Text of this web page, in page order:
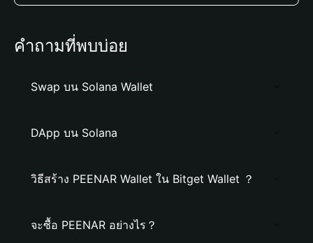
คำถามที่พบบ่อย
Swap บน Solana Wallet
DApp บน Solana
วิธีสร้าง PEENAR Wallet ใน Bitget Wallet ？
จะซื้อ PEENAR อย่างไร？